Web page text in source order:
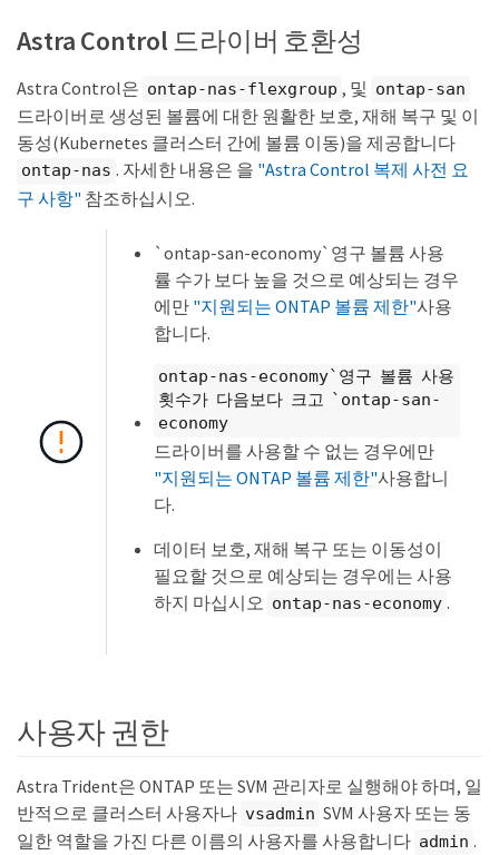
Astra Control 드라이버 호환성
Astra Control은 ontap-nas-flexgroup , 및 ontap-san
드라이버로 생성된 볼륨에 대한 원활한 보호, 재해 복구 및 이
동성(Kubernetes 클러스터 간에 볼륨 이동)을 제공합니다
ontap-nas . 자세한 내용은 을 "Astra Control 복제 사전 요
구 사항" 참조하십시오.
`ontap-san-economy`영구 볼륨 사용
률 수가 보다 높을 것으로 예상되는 경우
에만 "지원되는 ONTAP 볼륨 제한"사용
합니다.
ontap-nas-economy`영구 볼륨 사용
횟수가 다음보다 크고 `ontap-san-
economy
드라이버를 사용할 수 없는 경우에만
"지원되는 ONTAP 볼륨 제한"사용합니
다.
데이터 보호, 재해 복구 또는 이동성이
필요할 것으로 예상되는 경우에는 사용
하지 마십시오 ontap-nas-economy .
사용자 권한
Astra Trident은 ONTAP 또는 SVM 관리자로 실행해야 하며, 일
반적으로 클러스터 사용자나 vsadmin SVM 사용자 또는 동
일한 역할을 가진 다른 이름의 사용자를 사용합니다 admin .